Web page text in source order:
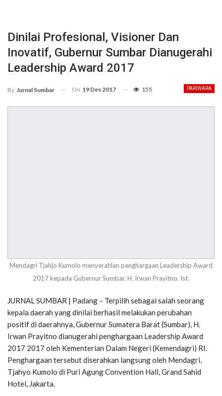
Dinilai Profesional, Visioner Dan
Inovatif, Gubernur Sumbar Dianugerahi
Leadership Award 2017
PARIWARA
By Jurnal Sumbar On 19 Des 2017 155
Mendagri Tjahjo Kumolo menyerahlan penghargaan Leadership Award
2017 kepada Gubernur Sumbar, H. Irwan Prayitno. Ist.
JURNAL SUMBAR | Padang – Terpilih sebagai salah seorang
kepala daerah yang dinilai berhasil melakukan perubahan
positif di daerahnya, Gubernur Sumatera Barat (Sumbar), H.
Irwan Prayitno dianugerahi penghargaan Leadership Award
2017 2017 oleh Kementerian Dalam Negeri (Kemendagri) RI.
Penghargaan tersebut diserahkan langsung oleh Mendagri,
Tjahyo Kumolo di Puri Agung Convention Hall, Grand Sahid
Hotel, Jakarta.